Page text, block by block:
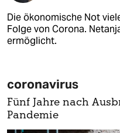
Die ökonomische Not
Folge von Corona.
ermöglicht.
coronavirus
Fünf Jahre nach
Pandemie